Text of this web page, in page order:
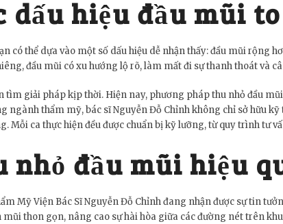
dấu hiệu đầu mũi
có thể dựa vào một số dấu hiệu dễ nhận thấy: đầu mũi rộng
đầu mũi có xu hướng lộ rõ, làm mất đi sự thanh thoát và
tìm giải pháp kịp thời. Hiện nay, phương pháp thu nhỏ đầu
ngành thẩm mỹ, bác sĩ Nguyễn Đỗ Chỉnh không chỉ sở hữu
Mỗi ca thực hiện đều được chuẩn bị kỹ lưỡng, từ quy trình tư
nhỏ đầu mũi hiệu
Mỹ Viện Bác Sĩ Nguyễn Đỗ Chỉnh đang nhận được sự tin
thon gọn, nâng cao sự hài hòa giữa các đường nét trên